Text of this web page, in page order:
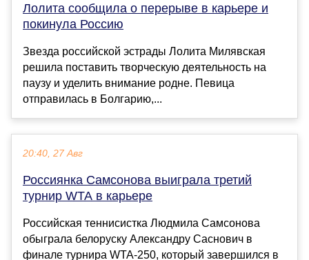
Лолита сообщила о перерыве в карьере и
покинула Россию
Звезда российской эстрады Лолита Милявская
решила поставить творческую деятельность на
паузу и уделить внимание родне. Певица
отправилась в Болгарию,...
20:40, 27 Авг
Россиянка Самсонова выиграла третий
турнир WTA в карьере
Российская теннисистка Людмила Самсонова
обыграла белоруску Александру Саснович в
финале турнира WTA-250, который завершился в